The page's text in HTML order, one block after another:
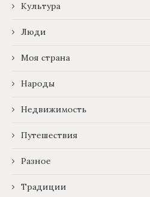
Культура
Люди
Моя страна
Народы
Недвижимость
Путешествия
Разное
Традиции